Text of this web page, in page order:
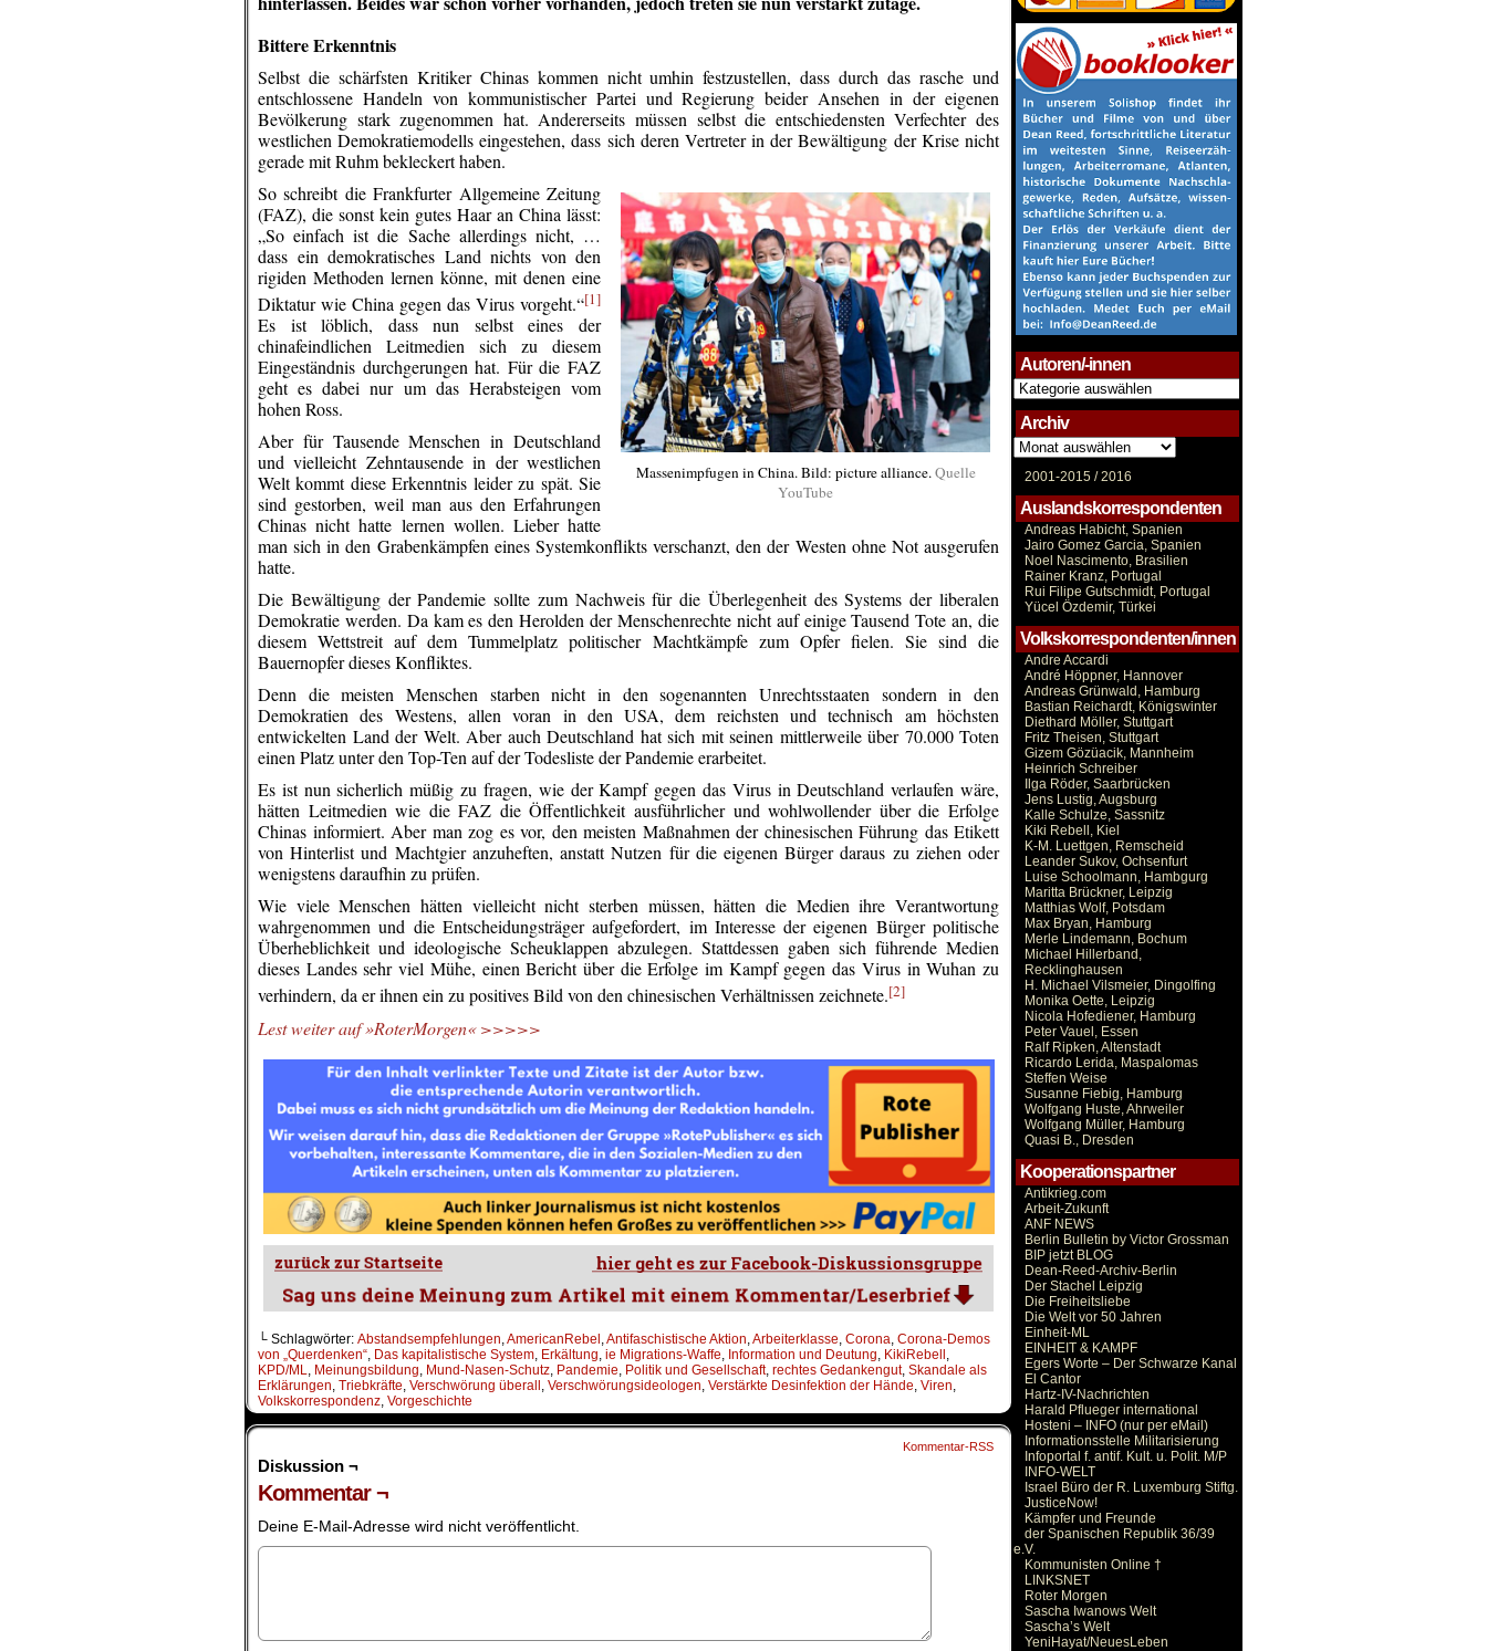
Bittere Erkenntnis
Selbst die schärfsten Kritiker Chinas kommen nicht umhin festzustellen, dass durch das rasche und
entschlossene Handeln von kommunistischer Partei und Regierung beider Ansehen in der eigenen
Bevölkerung stark zugenommen hat. Andererseits müssen selbst die entschiedensten Verfechter des
westlichen Demokratiemodells eingestehen, dass sich deren Vertreter in der Bewältigung der Krise nicht
gerade mit Ruhm bekleckert haben.
Massenimpfugen in China. Bild: picture alliance.Quelle
YouTube
So schreibt die Frankfurter Allgemeine Zeitung
(FAZ), die sonst kein gutes Haar an China lässt:
„So einfach ist die Sache allerdings nicht, …
dass ein demokratisches Land nichts von den
rigiden Methoden lernen könne, mit denen eine
Diktatur wie China gegen das Virus vorgeht.“[1]
Es ist löblich, dass nun selbst eines der
chinafeindlichen Leitmedien sich zu diesem
Eingeständnis durchgerungen hat. Für die FAZ
geht es dabei nur um das Herabsteigen vom
hohen Ross.
Aber für Tausende Menschen in Deutschland
und vielleicht Zehntausende in der westlichen
Welt kommt diese Erkenntnis leider zu spät. Sie
sind gestorben, weil man aus den Erfahrungen
Chinas nicht hatte lernen wollen. Lieber hatte
man sich in den Grabenkämpfen eines Systemkonflikts verschanzt, den der Westen ohne Not ausgerufen
hatte.
Die Bewältigung der Pandemie sollte zum Nachweis für die Überlegenheit des Systems der liberalen
Demokratie werden. Da kam es den Herolden der Menschenrechte nicht auf einige Tausend Tote an, die
diesem Wettstreit auf dem Tummelplatz politischer Machtkämpfe zum Opfer fielen. Sie sind die
Bauernopfer dieses Konfliktes.
Denn die meisten Menschen starben nicht in den sogenannten Unrechtsstaaten sondern in den
Demokratien des Westens, allen voran in den USA, dem reichsten und technisch am höchsten
entwickelten Land der Welt. Aber auch Deutschland hat sich mit seinen mittlerweile über 70.000 Toten
einen Platz unter den Top-Ten auf der Todesliste der Pandemie erarbeitet.
Es ist nun sicherlich müßig zu fragen, wie der Kampf gegen das Virus in Deutschland verlaufen wäre,
hätten Leitmedien wie die FAZ die Öffentlichkeit ausführlicher und wohlwollender über die Erfolge
Chinas informiert. Aber man zog es vor, den meisten Maßnahmen der chinesischen Führung das Etikett
von Hinterlist und Machtgier anzuheften, anstatt Nutzen für die eigenen Bürger daraus zu ziehen oder
wenigstens daraufhin zu prüfen.
Wie viele Menschen hätten vielleicht nicht sterben müssen, hätten die Medien ihre Verantwortung
wahrgenommen und die Entscheidungsträger aufgefordert, im Interesse der eigenen Bürger politische
Überheblichkeit und ideologische Scheuklappen abzulegen. Stattdessen gaben sich führende Medien
dieses Landes sehr viel Mühe, einen Bericht über die Erfolge im Kampf gegen das Virus in Wuhan zu
verhindern, da er ihnen ein zu positives Bild von den chinesischen Verhältnissen zeichnete.[2]
Lest weiter auf »RoterMorgen« >>>>>
└ Schlagwörter: Abstandsempfehlungen,AmericanRebel ,Antifaschistische Aktion,Arbeiterklasse, Corona, Corona-Demos
von „Querdenken“, Das kapitalistische System, Erkältung, ie Migrations-Waffe, Information und Deutung, KikiRebell ,
KPD/ML, Meinungsbildung, Mund-Nasen-Schutz, Pandemie, Politik und Gesellschaft, rechtes Gedankengut, Skandale als
Erklärungen, Triebkräfte, Verschwörung überall , Verschwörungsideologen, Verstärkte Desinfektion der Hände, Viren,
Volkskorrespondenz, Vorgeschichte
Kommentar-RSS
Diskussion ¬
Kommentar ¬
Deine E-Mail-Adresse wird nicht veröffentlicht.
Autoren/-innen
Autoren/-
innen
Archiv
Archiv
2001-2015 /2016
Auslandskorrespondenten
Andreas Habicht, Spanien
Jairo Gomez Garcia, Spanien
Noel Nascimento, Brasilien
Rainer Kranz, Portugal
Rui Filipe Gutschmidt, Portugal
Yücel Özdemir, Türkei
Volkskorrespondenten/innen
Andre Accardi
André Höppner, Hannover
Andreas Grünwald, Hamburg
Bastian Reichardt, Königswinter
Diethard Möller, Stuttgart
Fritz Theisen, Stuttgart
Gizem Gözüacik, Mannheim
Heinrich Schreiber
Ilga Röder, Saarbrücken
Jens Lustig, Augsburg
Kalle Schulze, Sassnitz
Kiki Rebell, Kiel
K-M. Luettgen, Remscheid
Leander Sukov, Ochsenfurt
Luise Schoolmann, Hambgurg
Maritta Brückner, Leipzig
Matthias Wolf, Potsdam
Max Bryan, Hamburg
Merle Lindemann, Bochum
Michael Hillerband,
Recklinghausen
H. Michael Vilsmeier, Dingolfing
Monika Oette, Leipzig
Nicola Hofediener, Hamburg
Peter Vauel, Essen
Ralf Ripken, Altenstadt
Ricardo Lerida, Maspalomas
Steffen Weise
Susanne Fiebig, Hamburg
Wolfgang Huste, Ahrweiler
Wolfgang Müller, Hamburg
Quasi B., Dresden
Kooperationspartner
Antikrieg.com
Arbeit-Zukunft
ANF NEWS
Berlin Bulletin by Victor Grossman
BIP jetzt BLOG
Dean-Reed-Archiv-Berlin
Der Stachel Leipzig
Die Freiheitsliebe
Die Welt vor 50 Jahren
Einheit-ML
EINHEIT & KAMPF
Egers Worte – Der Schwarze Kanal
El Cantor
Hartz-IV-Nachrichten
Harald Pflueger international
Hosteni – INFO (nur per eMail)
Informationsstelle Militarisierung
Infoportal f. antif. Kult. u. Polit. M/P
INFO-WELT
Israel Büro der R. Luxemburg Stiftg.
JusticeNow!
Kämpfer und Freunde
der Spanischen Republik 36/39
e.V.
Kommunisten Online †
LINKSNET
Roter Morgen
Sascha Iwanows Welt
Sascha’s Welt
YeniHayat/NeuesLeben